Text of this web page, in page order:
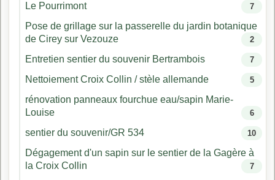
Le Pourrimont 7
Pose de grillage sur la passerelle du jardin botanique
de Cirey sur Vezouze
2
Entretien sentier du souvenir Bertrambois 7
Nettoiement Croix Collin / stèle allemande 5
rénovation panneaux fourchue eau/sapin Marie-
Louise
6
sentier du souvenir/GR 534 10
Dégagement d'un sapin sur le sentier de la Gagère à
la Croix Collin
7